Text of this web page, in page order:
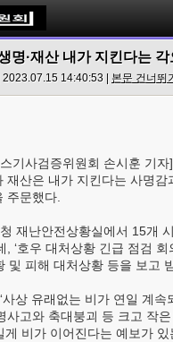
명·재산 내가 지킨다는 각
2023.07.15 14:40:53 | 본문 건너뛰기
기사검증위원회 손시훈 기
재산은 내가 지킨다는 사명감
주문했다.
재난안전상황실에서 15개
, ‘호우 대처상황 긴급 점검
및 피해 대처상황 등을 보고
상 유래없는 비가 연일 계속
사고와 축대붕괴 등 크고 작
게 비가 이어진다는 예보가 있